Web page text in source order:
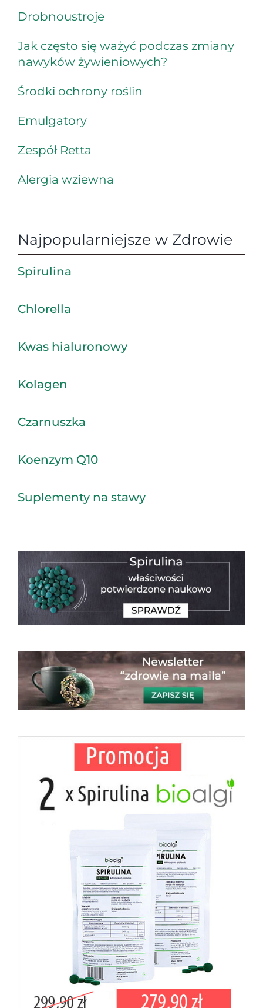
Drobnoustroje
Jak często się ważyć podczas zmiany
nawyków żywieniowych?
Środki ochrony roślin
Emulgatory
Zespół Retta
Alergia wziewna
Najpopularniejsze w Zdrowie
Spirulina
Chlorella
Kwas hialuronowy
Kolagen
Czarnuszka
Koenzym Q10
Suplementy na stawy